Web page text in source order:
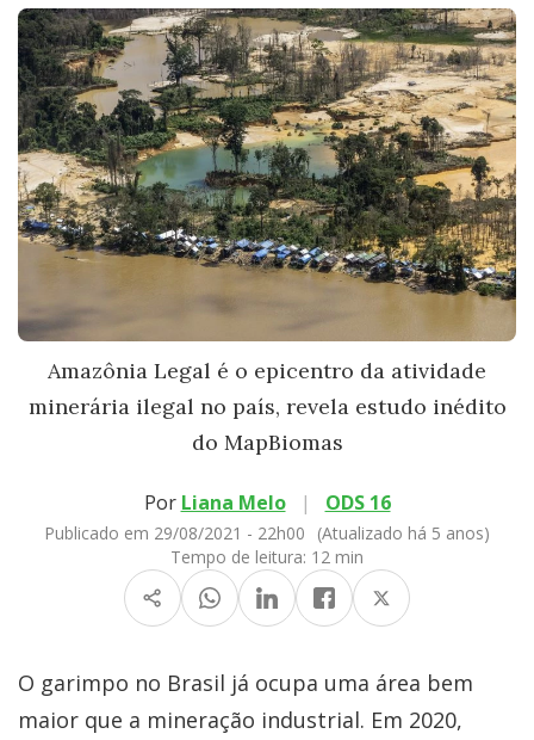
Amazônia Legal é o epicentro da atividade
minerária ilegal no país, revela estudo inédito
do MapBiomas
Por Liana Melo | ODS 16
Publicado em 29/08/2021 - 22h00
(Atualizado há 5 anos)
Tempo de leitura: 12 min
O garimpo no Brasil já ocupa uma área bem
maior que a mineração industrial. Em 2020,